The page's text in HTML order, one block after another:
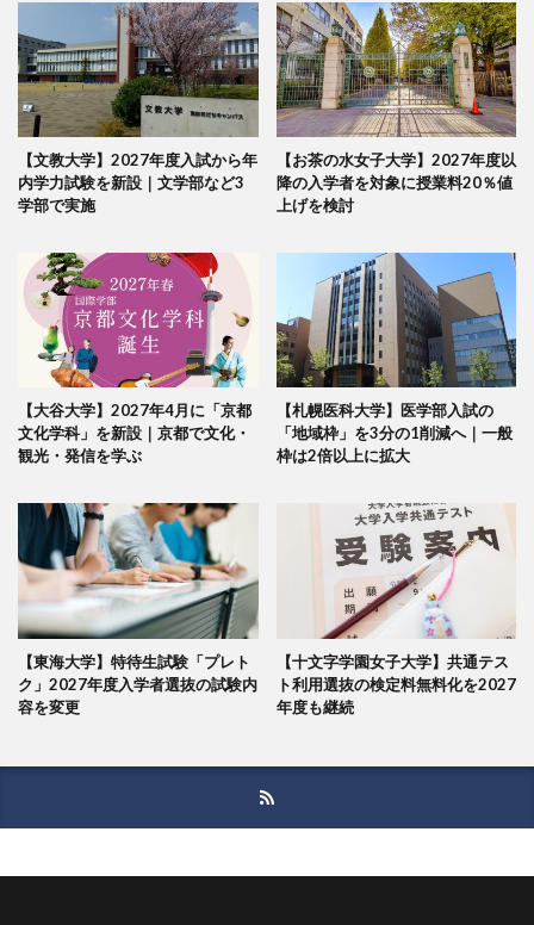
【文教大学】2027年度入試から年
内学力試験を新設｜文学部など3
学部で実施
【お茶の水女子大学】2027年度以
降の入学者を対象に授業料20％値
上げを検討
【大谷大学】2027年4月に「京都
文化学科」を新設｜京都で文化・
観光・発信を学ぶ
【札幌医科大学】医学部入試の
「地域枠」を3分の1削減へ｜一般
枠は2倍以上に拡大
【東海大学】特待生試験「プレト
ク」2027年度入学者選抜の試験内
容を変更
【十文字学園女子大学】共通テス
ト利用選抜の検定料無料化を2027
年度も継続